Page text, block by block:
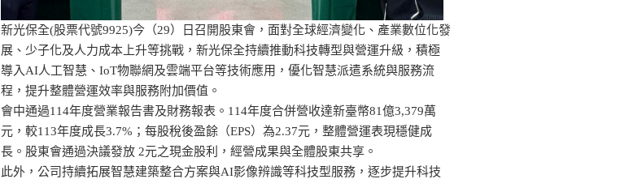
新光保全(股票代號9925)今（29）日召開股東會，面對全球經濟變化、產業數位化發
展、少子化及人力成本上升等挑戰，新光保全持續推動科技轉型與營運升級，積極
導入AI人工智慧、IoT物聯網及雲端平台等技術應用，優化智慧派遣系統與服務流
程，提升整體營運效率與服務附加價值。
會中通過114年度營業報告書及財務報表。114年度合併營收達新臺幣81億3,379萬
元，較113年度成長3.7%；每股稅後盈餘（EPS）為2.37元，整體營運表現穩健成
長。股東會通過決議發放 2元之現金股利，經營成果與全體股東共享。
此外，公司持續拓展智慧建築整合方案與AI影像辨識等科技型服務，逐步提升科技